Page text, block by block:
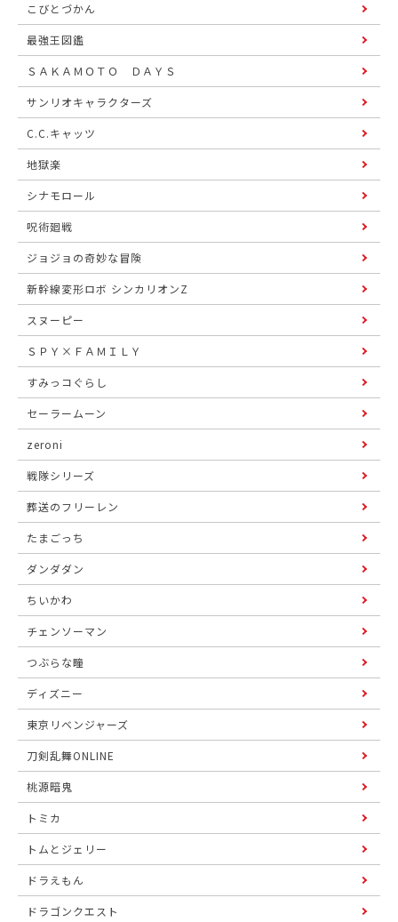
こびとづかん
最強王図鑑
ＳＡＫＡＭＯＴＯ ＤＡＹＳ
サンリオキャラクターズ
C.C.キャッツ
地獄楽
シナモロール
呪術廻戦
ジョジョの奇妙な冒険
新幹線変形ロボ シンカリオンZ
スヌーピー
ＳＰＹ×ＦＡＭＩＬＹ
すみっコぐらし
セーラームーン
zeroni
戦隊シリーズ
葬送のフリーレン
たまごっち
ダンダダン
ちいかわ
チェンソーマン
つぶらな瞳
ディズニー
東京リベンジャーズ
刀剣乱舞ONLINE
桃源暗鬼
トミカ
トムとジェリー
ドラえもん
ドラゴンクエスト